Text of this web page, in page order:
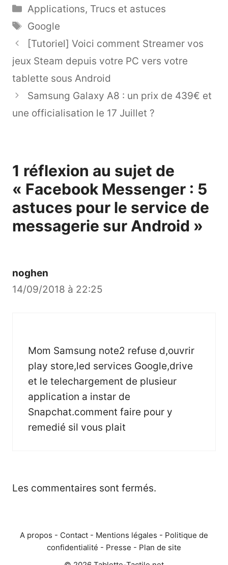
Catégories
Applications, Trucs et astuces
Étiquettes
Google
[Tutoriel] Voici comment Streamer vos
jeux Steam depuis votre PC vers votre
tablette sous Android
Samsung Galaxy A8 : un prix de 439€ et
une officialisation le 17 Juillet ?
1 réflexion au sujet de
« Facebook Messenger : 5
astuces pour le service de
messagerie sur Android »
noghen
14/09/2018 à 22:25
Mom Samsung note2 refuse d,ouvrir
play store,led services Google,drive
et le telechargement de plusieur
application a instar de
Snapchat.comment faire pour y
remedié sil vous plait
Les commentaires sont fermés.
A propos - Contact - Mentions légales - Politique de
confidentialité - Presse - Plan de site